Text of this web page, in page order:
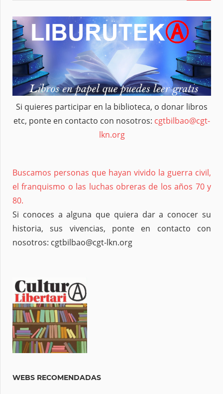
Si quieres participar en la biblioteca, o donar libros
etc, ponte en contacto con nosotros: cgtbilbao@cgt-
lkn.org
Buscamos personas que hayan vivido la guerra civil,
el franquismo o las luchas obreras de los años 70 y
80.
Si conoces a alguna que quiera dar a conocer su
historia, sus vivencias, ponte en contacto con
nosotros: cgtbilbao@cgt-lkn.org
WEBS RECOMENDADAS